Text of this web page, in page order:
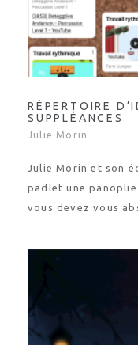
RÉPERTOIRE
SUPPLÉANCES
Julie Morin
Julie Morin et son
padlet une panoplie
vous devez vous